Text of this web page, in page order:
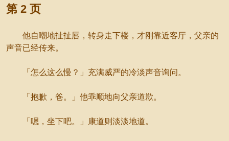
第 2 页
他自嘲地扯扯唇，转身走下楼，才刚靠近客厅，父亲的
声音已经传来。
「怎么这么慢？」充满威严的冷淡声音询问。
「抱歉，爸。」他乖顺地向父亲道歉。
「嗯，坐下吧。」康道则淡淡地道。